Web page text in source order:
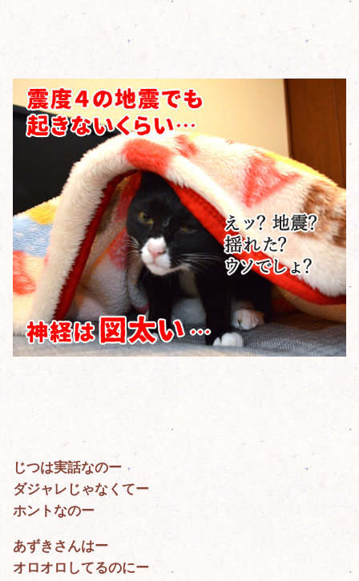
じつは実話なのー
ダジャレじゃなくてー
ホントなのー
あずきさんはー
オロオロしてるのにー